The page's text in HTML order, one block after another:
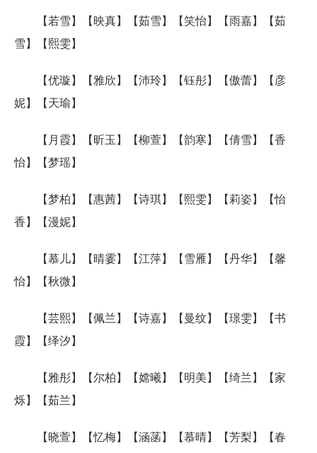
【若雪】【映真】【茹雪】【笑怡】【雨嘉】【茹
雪】【熙雯】
【优璇】【雅欣】【沛玲】【钰彤】【傲蕾】【彦
妮】【天瑜】
【月霞】【昕玉】【柳萱】【韵寒】【倩雪】【香
怡】【梦瑶】
【梦柏】【惠茜】【诗琪】【熙雯】【莉姿】【怡
香】【漫妮】
【慕儿】【晴霎】【江萍】【雪雁】【丹华】【馨
怡】【秋微】
【芸熙】【佩兰】【诗嘉】【曼纹】【璟雯】【书
霞】【绎汐】
【雅彤】【尔柏】【嫦曦】【明美】【绮兰】【家
烁】【茹兰】
【晓萱】【忆梅】【涵菡】【慕晴】【芳梨】【春